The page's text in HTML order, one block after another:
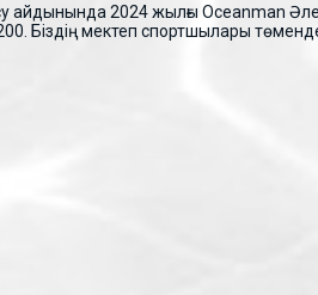
2024 жылғы Oceanman
Біздің мектеп спортшылары